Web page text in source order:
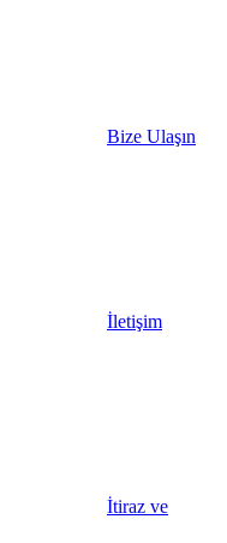
Bize Ulaşın
İletişim
İtiraz ve